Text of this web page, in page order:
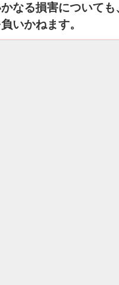
なる損害について
いかねます。